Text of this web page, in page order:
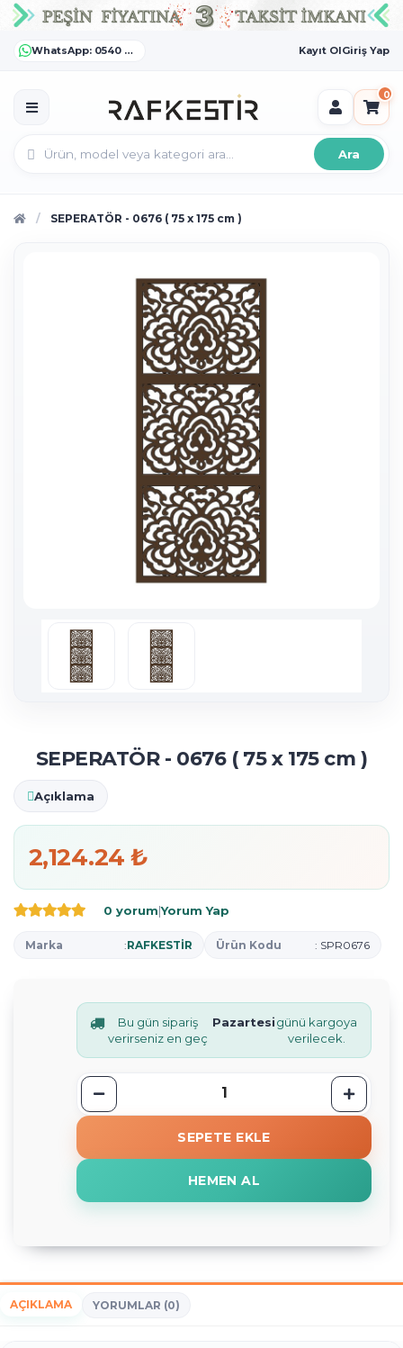
WhatsApp: 0540 372 55 55 Kayıt OlGiriş Yap
0
Ara
SEPERATÖR - 0676 ( 75 x 175 cm )
SEPERATÖR - 0676 ( 75 x 175 cm )
Açıklama
2,124.24 ₺
0 yorum|Yorum Yap
Marka :RAFKESTİR Ürün Kodu : SPR0676
Bu gün sipariş
verirseniz en geç
Pazartesigünü kargoya
verilecek.
SEPETE EKLE
HEMEN AL
AÇIKLAMA YORUMLAR (0)